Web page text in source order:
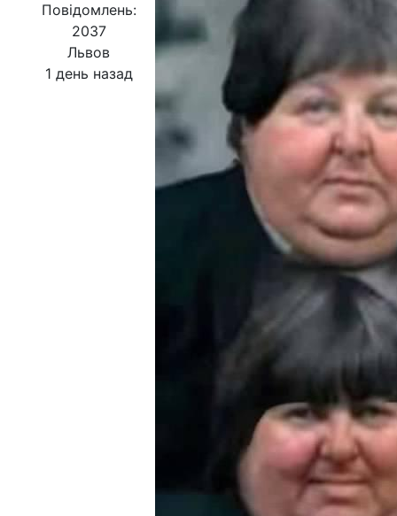
Повідомлень:
2037
Львов
1 день назад